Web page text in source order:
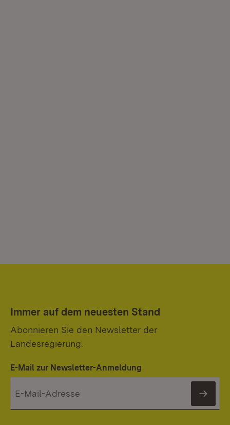
Immer auf dem neuesten Stand
Abonnieren Sie den Newsletter der
Landesregierung.
E-Mail zur Newsletter-Anmeldung